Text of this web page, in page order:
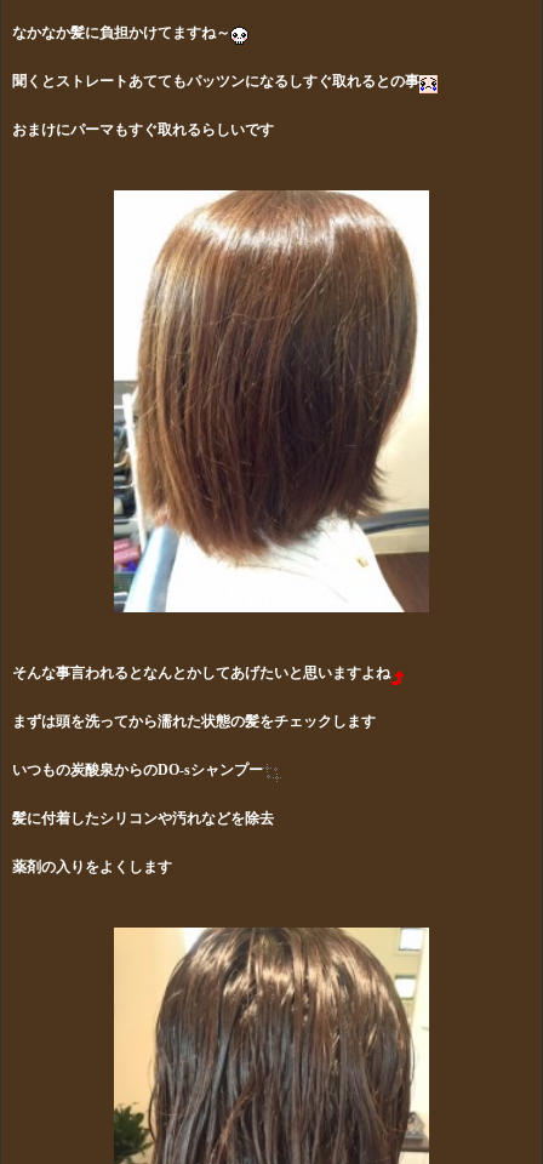
なかなか髪に負担かけてますね～
聞くとストレートあててもパッツンになるしすぐ取れるとの事
おまけにパーマもすぐ取れるらしいです
そんな事言われるとなんとかしてあげたいと思いますよね
まずは頭を洗ってから濡れた状態の髪をチェックします
いつもの炭酸泉からのDO-sシャンプー
髪に付着したシリコンや汚れなどを除去
薬剤の入りをよくします